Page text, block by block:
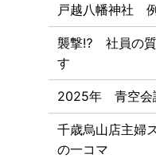
戸越八幡神社
襲撃⁉ 社員の質
す
2025年 青空会
千歳烏山店主婦
の一コマ